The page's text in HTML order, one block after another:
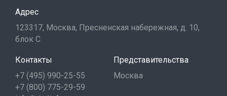
Адрес
123317, Москва, Пресненская набережная, д. 10,
блок С
Контакты
+7 (495) 990-25-55
+7 (800) 775-29-59
Представительства
Москва